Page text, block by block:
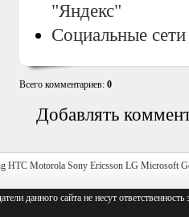
"Яндекс"
Социальные
Всего комментариев: 0
Добавлять
HTC Motorola Sony Ericsson LG Microsoft
данного сайта не несут